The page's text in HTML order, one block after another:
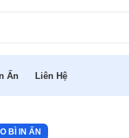
Ấn Liên Hệ
BÌ IN ẤN